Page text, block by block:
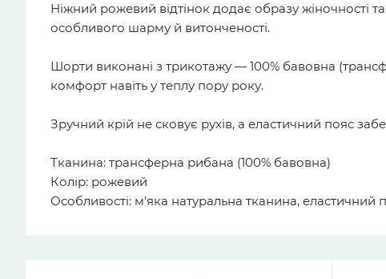
Ніжний рожевий відтінок додає образу жіночності
особливого шарму й витонченості.
Шорти виконані з трикотажу — 100% бавовна
комфорт навіть у теплу пору року.
Зручний крій не сковує рухів, а еластичний пояс
Тканина: трансферна рибана (100% бавовна)
Колір: рожевий
Особливості: м'яка натуральна тканина,